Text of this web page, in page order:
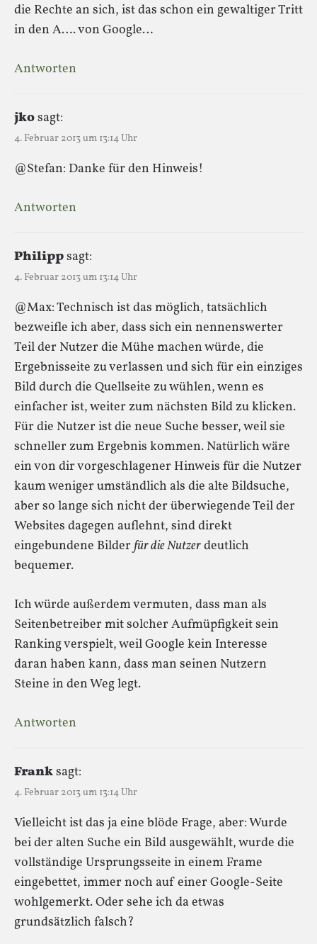
die Rechte an sich, ist das schon ein gewaltiger Tritt
in den A…. von Google…
Antworten
jkosagt:
4. Februar 2013 um 13:14 Uhr
@Stefan: Danke für den Hinweis!
Antworten
Philippsagt:
4. Februar 2013 um 13:14 Uhr
@Max: Technisch ist das möglich, tatsächlich
bezweifle ich aber, dass sich ein nennenswerter
Teil der Nutzer die Mühe machen würde, die
Ergebnisseite zu verlassen und sich für ein einziges
Bild durch die Quellseite zu wühlen, wenn es
einfacher ist, weiter zum nächsten Bild zu klicken.
Für die Nutzer ist die neue Suche besser, weil sie
schneller zum Ergebnis kommen. Natürlich wäre
ein von dir vorgeschlagener Hinweis für die Nutzer
kaum weniger umständlich als die alte Bildsuche,
aber so lange sich nicht der überwiegende Teil der
Websites dagegen auflehnt, sind direkt
eingebundene Bilder für die Nutzerdeutlich
bequemer.
Ich würde außerdem vermuten, dass man als
Seitenbetreiber mit solcher Aufmüpfigkeit sein
Ranking verspielt, weil Google kein Interesse
daran haben kann, dass man seinen Nutzern
Steine in den Weg legt.
Antworten
Franksagt:
4. Februar 2013 um 13:14 Uhr
Vielleicht ist das ja eine blöde Frage, aber: Wurde
bei der alten Suche ein Bild ausgewählt, wurde die
vollständige Ursprungsseite in einem Frame
eingebettet, immer noch auf einer Google-Seite
wohlgemerkt. Oder sehe ich da etwas
grundsätzlich falsch?